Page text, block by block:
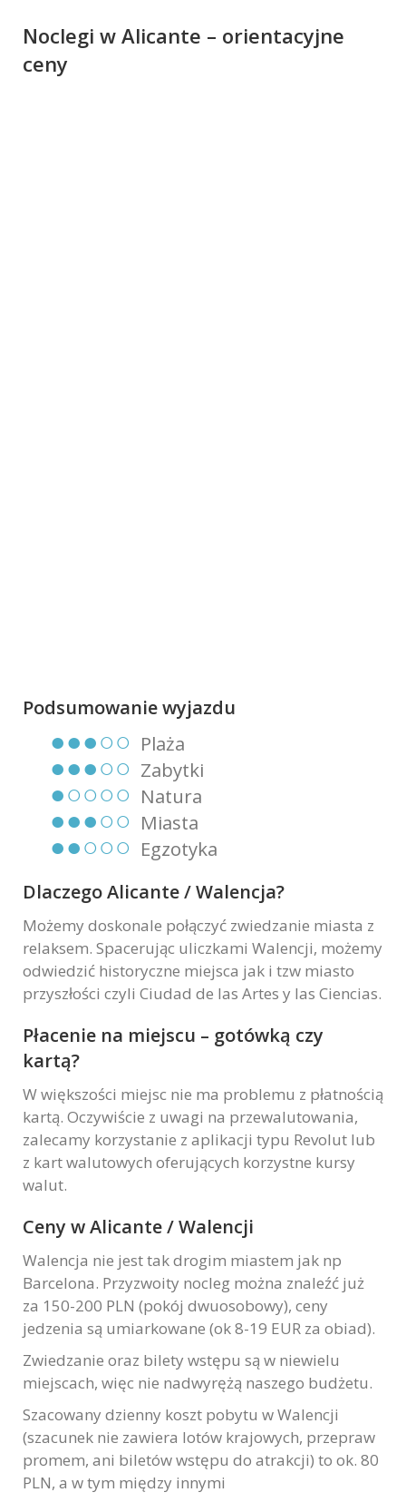
Noclegi w Alicante – orientacyjne
ceny
Podsumowanie wyjazdu
●●●○○ Plaża
●●●○○ Zabytki
●○○○○ Natura
●●●○○ Miasta
●●○○○ Egzotyka
Dlaczego Alicante / Walencja?
Możemy doskonale połączyć zwiedzanie miasta z
relaksem. Spacerując uliczkami Walencji, możemy
odwiedzić historyczne miejsca jak i tzw miasto
przyszłości czyli Ciudad de las Artes y las Ciencias.
Płacenie na miejscu – gotówką czy
kartą?
W większości miejsc nie ma problemu z płatnością
kartą. Oczywiście z uwagi na przewalutowania,
zalecamy korzystanie z aplikacji typu Revolut lub
z kart walutowych oferujących korzystne kursy
walut.
Ceny w Alicante / Walencji
Walencja nie jest tak drogim miastem jak np
Barcelona. Przyzwoity nocleg można znaleźć już
za 150-200 PLN (pokój dwuosobowy), ceny
jedzenia są umiarkowane (ok 8-19 EUR za obiad).
Zwiedzanie oraz bilety wstępu są w niewielu
miejscach, więc nie nadwyrężą naszego budżetu.
Szacowany dzienny koszt pobytu w Walencji
(szacunek nie zawiera lotów krajowych, przepraw
promem, ani biletów wstępu do atrakcji) to ok. 80
PLN, a w tym między innymi